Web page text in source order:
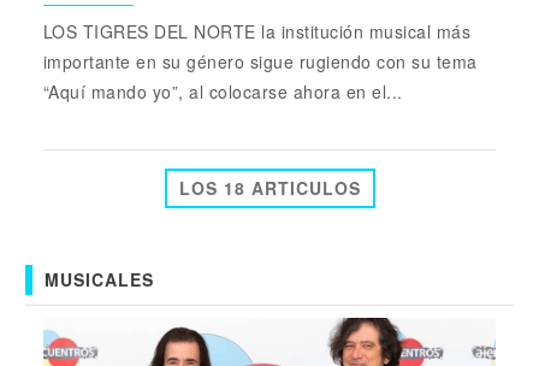
LOS TIGRES DEL NORTE la institución musical más
importante en su género sigue rugiendo con su tema
“Aquí mando yo”, al colocarse ahora en el...
LOS 18 ARTICULOS
MUSICALES